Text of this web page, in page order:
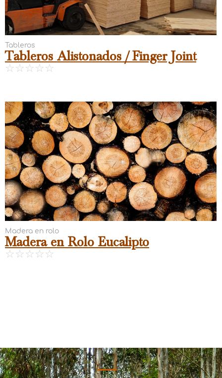
Tableros
Tableros Alistonados / Finger Joint
☆☆☆☆☆
Madera en rolo
Madera en Rolo Eucalipto
☆☆☆☆☆